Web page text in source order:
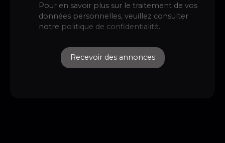
Pour en savoir plus sur le traitement de vos
données personnelles, veuillez consulter
notre politique de confidentialité.
Recevoir des annonces